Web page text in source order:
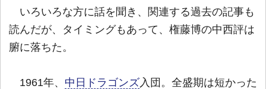
いろいろな方に話を聞き、関連する過去の記事も
読んだが、タイミングもあって、権藤博の中西評は
腑に落ちた。
1961年、 中日ドラゴンズ 入団。全盛期は短かった